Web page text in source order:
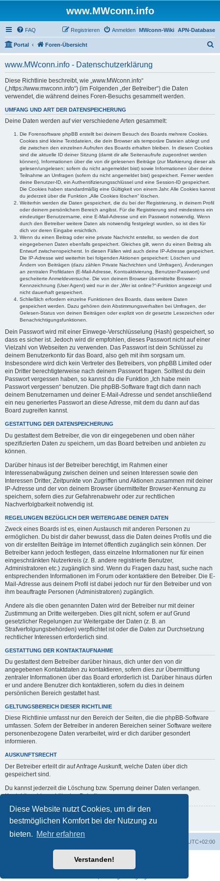
Diese Website nutzt Cookies, um dir den
bestmöglichen Komfort bei der Nutzung zu
bieten. Mehr erfahren
Verstanden!
www.MWconn.info
FAQ APN-Database
MWconn-Wiki
Anmelden
Registrieren
Portal Foren-Übersicht
www.MWconn.info - Datenschutzerklärung
Diese Richtlinie beschreibt, wie „www.MWconn.info“
(„https://www.mwconn.info“) (im Folgenden „der Betreiber“) die Daten
verwendet, die während deines Foren-Besuchs gesammelt werden.
UMFANG UND ART DER DATENSPEICHERUNG
Deine Daten werden auf vier verschiedene Arten gesammelt:
Die Forensoftware phpBB erstellt bei deinem Besuch des Boards mehrere Cookies.
Cookies sind kleine Textdateien, die dein Browser als temporäre Dateien ablegt und
die zwischen den einzelnen Aufrufen des Boards erhalten bleiben. In diesen Cookies
sind die aktuelle ID deiner Sitzung (damit dir alle Seitenaufrufe zugeordnet werden
können), Informationen über die von dir gelesenen Beiträge (zur Markierung dieser als
gelesen/ungelesen; sofern du nicht angemeldet bist) sowie Informationen über deine
Teilnahme an Umfragen (sofern du nicht angemeldet bist) gespeichert. Ferner werden
deine Benutzer-ID, ein Authentifizierungsschlüssel und eine Session-ID gespeichert.
Die Cookies haben standardmäßig eine Gültigkeit von einem Jahr. Alle Cookies kannst
du jederzeit über die Funktion „Alle Cookies löschen“ löschen.
Weiterhin werden die Daten gespeichert, die du bei der Registrierung, in deinem Profil
oder deinem persönlichem Bereich angibst. Für die Registrierung sind mindestens ein
eindeutiger Benutzername, eine E-Mail-Adresse und ein Passwort notwendig. Wenn
durch den Betreiber weitere Daten als notwendig festgelegt wurden, so ist dies für
dich vor deren Eingabe ersichtlich.
Wenn du einen Beitrag oder eine private Nachricht erstellst, so werden die dort
eingegebenen Daten ebenfalls gespeichert. Gleiches gilt, wenn du einen Beitrag als
Entwurf zwischenspeicherst. In diesen Fällen wird auch deine IP-Adresse gespeichert.
Die IP-Adresse wird weiterhin bei folgenden Aktionen gespeichert: Löschen und
Ändern von Beiträgen (dazu zählen Private Nachrichten und Umfragen), Änderungen
an zentralen Profildaten (E-Mail-Adresse, Kontoaktivierung, Benutzer-Passwort) und
gescheiterte Anmeldeversuche. Die von deinem Browser übermittelte Browser-
Kennzeichnung (User Agent) wird nur in der „Wer ist online?“-Funktion angezeigt und
nicht dauerhaft gespeichert.
Schließlich erfordern einzelne Funktionen des Boards, dass weitere Daten
gespeichert werden. Dazu gehören dein Abstimmungsverhalten bei Umfragen, der
Gelesen-Status von deinen Beiträgen oder explizit von dir gesetzte Lesezeichen oder
Benachrichtigungsfunktionen.
Dein Passwort wird mit einer Einwege-Verschlüsselung (Hash) gespeichert, so
dass es sicher ist. Jedoch wird dir empfohlen, dieses Passwort nicht auf einer
Vielzahl von Webseiten zu verwenden. Das Passwort ist dein Schlüssel zu
deinem Benutzerkonto für das Board, also geh mit ihm sorgsam um.
Insbesondere wird dich kein Vertreter des Betreibers, von phpBB Limited oder
ein Dritter berechtigterweise nach deinem Passwort fragen. Solltest du dein
Passwort vergessen haben, so kannst du die Funktion „Ich habe mein
Passwort vergessen“ benutzen. Die phpBB-Software fragt dich dann nach
deinem Benutzernamen und deiner E-Mail-Adresse und sendet anschließend
ein neu generiertes Passwort an diese Adresse, mit dem du dann auf das
Board zugreifen kannst.
GESTATTUNG DER DATENSPEICHERUNG
Du gestattest dem Betreiber, die von dir eingegebenen und oben näher
spezifizierten Daten zu speichern, um das Board betreiben und anbieten zu
können.
Darüber hinaus ist der Betreiber berechtigt, im Rahmen einer
Interessenabwägung zwischen deinen und seinen Interessen sowie den
Interessen Dritter, Zeitpunkte von Zugriffen und Aktionen zusammen mit deiner
IP-Adresse und der von deinem Browser übermittelter Browser-Kennung zu
speichern, sofern dies zur Gefahrenabwehr oder zur rechtlichen
Nachverfolgbarkeit notwendig ist.
REGELUNGEN BEZÜGLICH DER WEITERGABE DEINER DATEN
Zweck eines Boards ist es, einen Austausch mit anderen Personen zu
ermöglichen. Du bist dir daher bewusst, dass die Daten deines Profils und die
von dir erstellten Beiträge im Internet öffentlich zugänglich sein können. Der
Betreiber kann jedoch festlegen, dass einzelne Informationen nur für einen
eingeschränkten Nutzerkreis (z. B. andere registrierte Benutzer,
Administratoren etc.) zugänglich sind. Wenn du Fragen dazu hast, suche nach
entsprechenden Informationen im Forum oder kontaktiere den Betreiber. Die E-
Mail-Adresse aus deinem Profil ist dabei jedoch nur für den Betreiber und von
ihm beauftragte Personen (Administratoren) zugänglich.
Andere als die oben genannten Daten wird der Betreiber nur mit deiner
Zustimmung an Dritte weitergeben. Dies gilt nicht, sofern er auf Grund
gesetzlicher Regelungen zur Weitergabe der Daten (z. B. an
Strafverfolgungsbehörden) verpflichtet ist oder die Daten zur Durchsetzung
rechtlicher Interessen erforderlich sind.
GESTATTUNG DER KONTAKTAUFNAHME
Du gestattest dem Betreiber darüber hinaus, dich unter den von dir
angegebenen Kontaktdaten zu kontaktieren, sofern dies zur Übermittlung
zentraler Informationen über das Board erforderlich ist. Darüber hinaus dürfen
er und andere Benutzer dich kontaktieren, sofern du dies in deinem
persönlichen Bereich gestattet hast.
GELTUNGSBEREICH DIESER RICHTLINIE
Diese Richtlinie umfasst nur den Bereich der Seiten, die die phpBB-Software
umfassen. Sofern der Betreiber in anderen Bereichen seiner Software weitere
personenbezogene Daten verarbeitet, wird er dich darüber gesondert
informieren.
AUSKUNFTSRECHT
Der Betreiber erteilt dir auf Anfrage Auskunft, welche Daten über dich
gespeichert sind.
Du kannst jederzeit die Löschung bzw. Sperrung deiner Daten verlangen.
Kontaktiere hierzu bitte den Betreiber.
Zurück zur vorherigen Seite
UTC+02:00
Powered byphpBB® Forum Software © phpBB Limited
phpBB.de